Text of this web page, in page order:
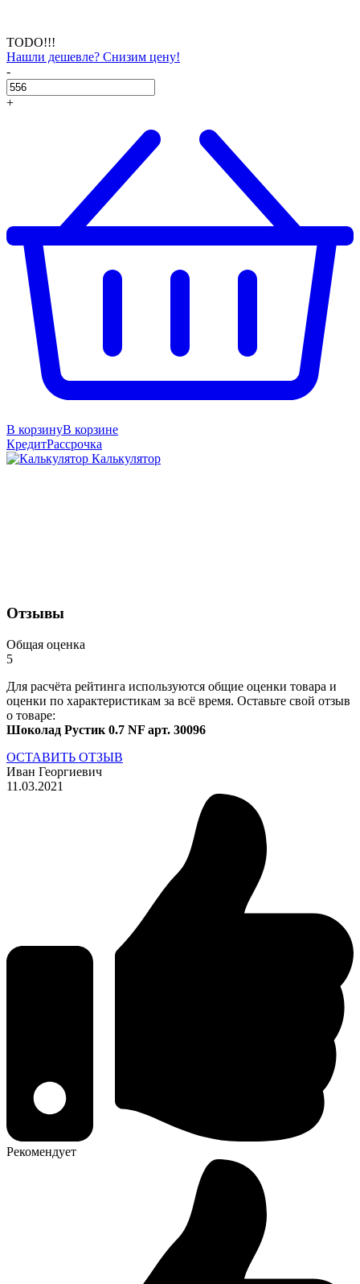
TODO!!!
Нашли дешевле? Снизим цену!
-
+
В корзинуВ корзине
КредитРассрочка
Калькулятор
Отзывы
Общая оценка
5
Для расчёта рейтинга используются общие оценки товара и
оценки по характеристикам за всё время. Оставьте свой отзыв
о товаре:
Шоколад Рустик 0.7 NF арт. 30096
ОСТАВИТЬ ОТЗЫВ
Иван Георгиевич
11.03.2021
Рекомендует